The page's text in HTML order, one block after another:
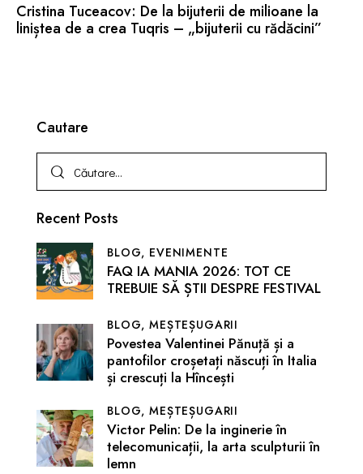
Cristina Tuceacov: De la bijuterii de milioane la
liniștea de a crea Tuqris – „bijuterii cu rădăcini”
Cautare
Recent Posts
BLOG, EVENIMENTE
FAQ IA MANIA 2026: TOT CE
TREBUIE SĂ ȘTII DESPRE FESTIVAL
BLOG,MEȘTEȘUGARII
Povestea Valentinei Pănuță și a
pantofilor croșetați născuți în Italia
și crescuți la Hîncești
BLOG,MEȘTEȘUGARII
Victor Pelin: De la inginerie în
telecomunicații, la arta sculpturii în
lemn